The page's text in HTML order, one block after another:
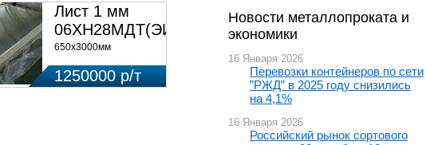
Новости металлопроката и
экономики
16 Января 2026
Перевозки контейнеров по сети
”РЖД” в 2025 году снизились
на 4,1%
16 Января 2026
Российский рынок сортового
Лист 1 мм
06ХН28МДТ(ЭИ-943)
650х3000мм
1250000 р/т